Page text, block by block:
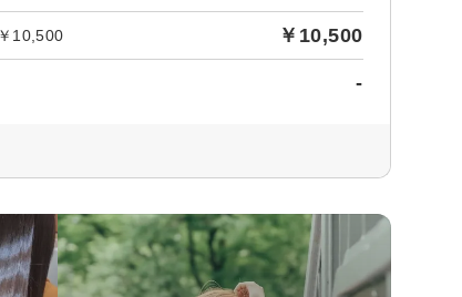
10,500 ￥10,500
-